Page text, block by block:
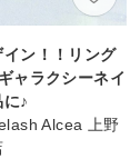
イン！！リング
ャラクシーネイ
に♪
Alcea 上野